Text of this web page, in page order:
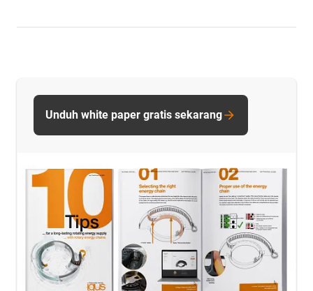
Unduh white paper gratis sekarang